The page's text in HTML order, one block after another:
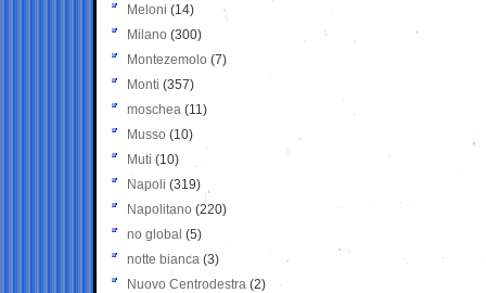
Meloni (14)
Milano (300)
Montezemolo (7)
Monti (357)
moschea (11)
Musso (10)
Muti (10)
Napoli (319)
Napolitano (220)
no global (5)
notte bianca (3)
Nuovo Centrodestra (2)